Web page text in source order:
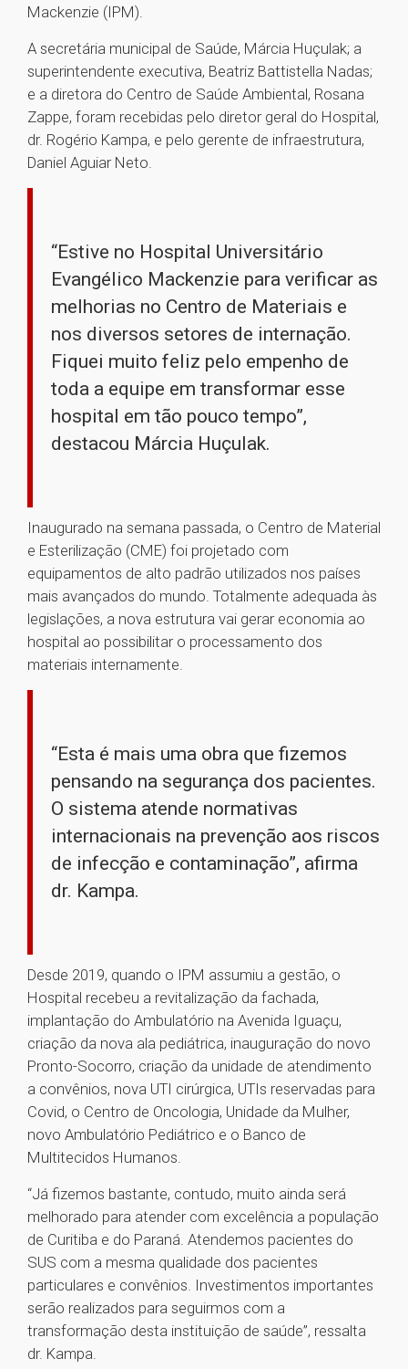
Mackenzie (IPM).
A secretária municipal de Saúde, Márcia Huçulak; a
superintendente executiva, Beatriz Battistella Nadas;
e a diretora do Centro de Saúde Ambiental, Rosana
Zappe, foram recebidas pelo diretor geral do Hospital,
dr. Rogério Kampa, e pelo gerente de infraestrutura,
Daniel Aguiar Neto.
“Estive no Hospital Universitário
Evangélico Mackenzie para verificar as
melhorias no Centro de Materiais e
nos diversos setores de internação.
Fiquei muito feliz pelo empenho de
toda a equipe em transformar esse
hospital em tão pouco tempo”,
destacou Márcia Huçulak.
Inaugurado na semana passada, o Centro de Material
e Esterilização (CME) foi projetado com
equipamentos de alto padrão utilizados nos países
mais avançados do mundo. Totalmente adequada às
legislações, a nova estrutura vai gerar economia ao
hospital ao possibilitar o processamento dos
materiais internamente.
“Esta é mais uma obra que fizemos
pensando na segurança dos pacientes.
O sistema atende normativas
internacionais na prevenção aos riscos
de infecção e contaminação”, afirma
dr. Kampa.
Desde 2019, quando o IPM assumiu a gestão, o
Hospital recebeu a revitalização da fachada,
implantação do Ambulatório na Avenida Iguaçu,
criação da nova ala pediátrica, inauguração do novo
Pronto-Socorro, criação da unidade de atendimento
a convênios, nova UTI cirúrgica, UTIs reservadas para
Covid, o Centro de Oncologia, Unidade da Mulher,
novo Ambulatório Pediátrico e o Banco de
Multitecidos Humanos.
“Já fizemos bastante, contudo, muito ainda será
melhorado para atender com excelência a população
de Curitiba e do Paraná. Atendemos pacientes do
SUS com a mesma qualidade dos pacientes
particulares e convênios. Investimentos importantes
serão realizados para seguirmos com a
transformação desta instituição de saúde”, ressalta
dr. Kampa.